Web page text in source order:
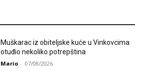
Muškarac iz obiteljske kuće u Vinkovcima
otuđio nekoliko potrepština
Mario - 07/08/2026